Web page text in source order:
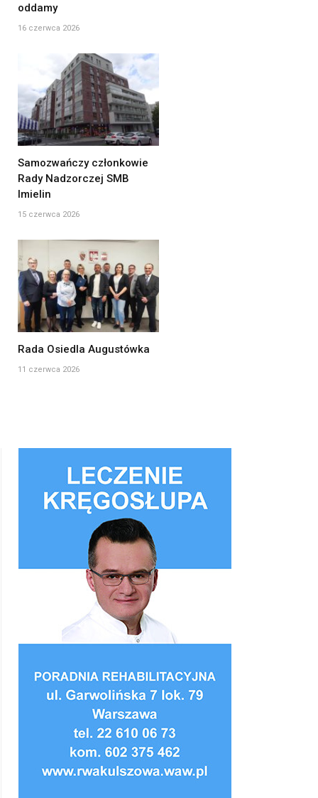
oddamy
16 czerwca 2026
Samozwańczy członkowie
Rady Nadzorczej SMB
Imielin
15 czerwca 2026
Rada Osiedla Augustówka
11 czerwca 2026